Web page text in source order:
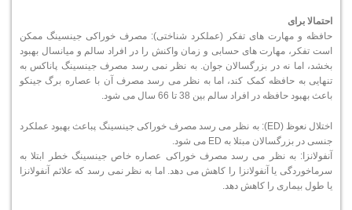
احتمالا برای
حافظه و مهارت های تفکر (عملکرد شناختی): مصرف خوراکی جینسینگ ممکن
است تفکر، مهارت های حسابی و زمان واکنش را در افراد سالم و میانسال بهبود
بخشد، اما نه در بزرگسالان جوان. به نظر نمی رسد مصرف جینسینگ پاناکس به
تنهایی به حافظه کمک کند، اما به نظر می رسد مصرف آن با عصاره برگ جینکو
باعث بهبود حافظه در افراد سالم بین 38 تا 66 سال می شود.
اختلال نعوظ (ED): به نظر می رسد مصرف خوراکی جینسینگ پباعث بهبود عملکرد
جنسی در بزرگسالان مبتلا به ED می شود.
آنفولانزا: به نظر می رسد مصرف خوراکی عصاره خاص جینسینگ خطر ابتلا به
سرماخوردگی یا آنفولانزا را کاهش می دهد. اما به نظر نمی رسد که علائم آنفولانزا
یا طول بیماری را کاهش دهد.